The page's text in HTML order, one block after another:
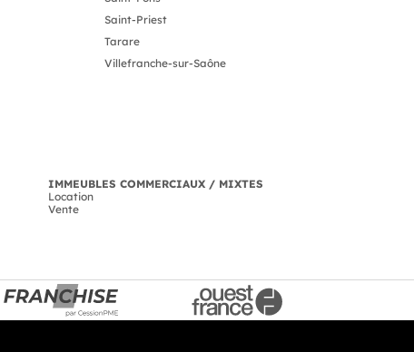
Saint-Priest
Tarare
Villefranche-sur-Saône
IMMEUBLES COMMERCIAUX / MIXTES
Location
Vente